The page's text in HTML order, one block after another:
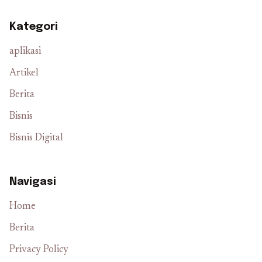
Kategori
aplikasi
Artikel
Berita
Bisnis
Bisnis Digital
Navigasi
Home
Berita
Privacy Policy